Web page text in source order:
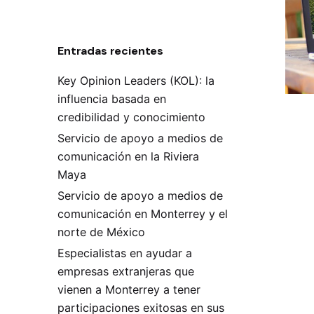
Entradas recientes
Key Opinion Leaders (KOL): la
influencia basada en
credibilidad y conocimiento
Servicio de apoyo a medios de
comunicación en la Riviera
Maya
Servicio de apoyo a medios de
comunicación en Monterrey y el
norte de México
Especialistas en ayudar a
empresas extranjeras que
vienen a Monterrey a tener
participaciones exitosas en sus